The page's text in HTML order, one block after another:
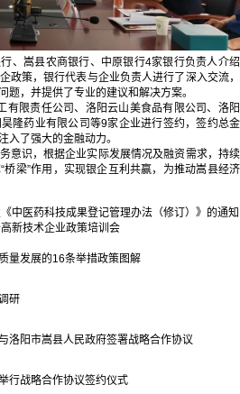
、嵩县农商银行、中原银行4家银行负责人介绍
政策，银行代表与企业负责人进行了深入交流，
题，并提供了专业的建议和解决方案。
有限责任公司、洛阳云山美食品有限公司、洛阳
隆药业有限公司等9家企业进行签约，签约总金
入了强大的金融动力。
意识，根据企业实际发展情况及融资需求，持续
梁”作用，实现银企互利共赢，为推动嵩县经济
中医药科技成果登记管理办法（修订）》的通知
新技术企业政策培训会
量发展的16条举措政策图解
研
洛阳市嵩县人民政府签署战略合作协议
行战略合作协议签约仪式